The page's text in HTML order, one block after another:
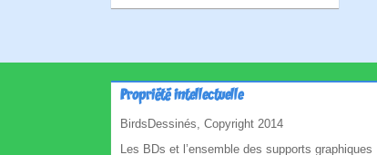
Propriété intellectuelle
BirdsDessinés, Copyright 2014
Les BDs et l’ensemble des supports graphiques